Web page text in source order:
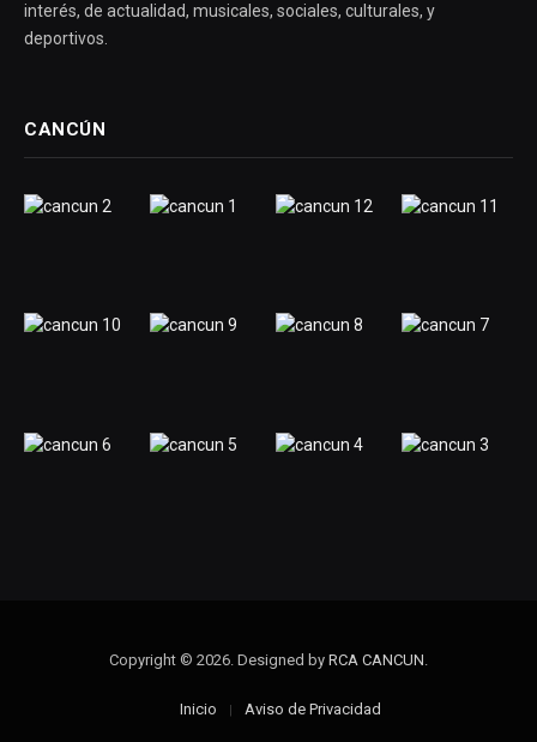
interés, de actualidad, musicales, sociales, culturales, y
deportivos.
CANCÚN
Copyright © 2026. Designed by RCA CANCUN
Inicio Aviso de Privacidad